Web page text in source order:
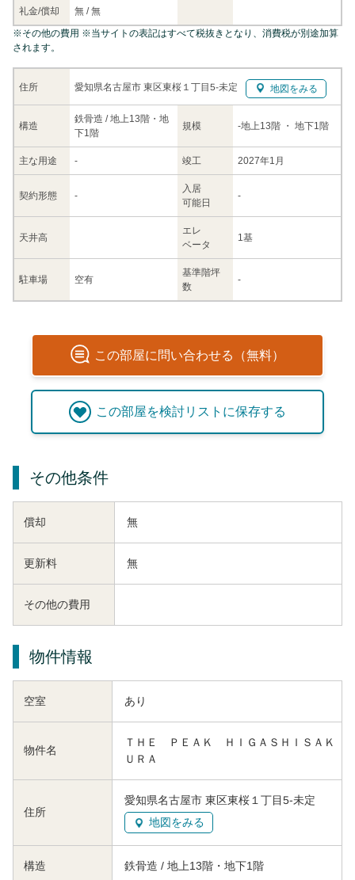
礼金/償却 無 /無
住所 愛知県名古屋市 東区東桜１丁目5-未定 地図をみる
構造
鉄骨造 / 地上13階・地
下1階
規模 -地上13階 ・ 地下1階
主な用途 - 竣工 2027年1月
契約形態 -
入居
可能日
-
天井高
エレ
ベータ
1基
駐車場 空有
基準階坪
数
-
※その他の費用 ※当サイトの表記はすべて税抜きとなり、消費税が別途加算
されます。
この部屋に問い合わせる（無料）
この部屋を検討リストに保存する
その他条件
償却 無
更新料 無
その他の費用
物件情報
空室 あり
物件名
ＴＨＥ ＰＥＡＫ ＨＩＧＡＳＨＩＳＡＫ
ＵＲＡ
住所
愛知県名古屋市 東区東桜１丁目5-未定
地図をみる
構造 鉄骨造 / 地上13階・地下1階